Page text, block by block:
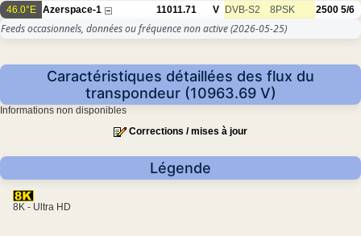
46.0°E Azerspace-1 11011.71 V DVB-S2 8PSK 2500 5/6
Feeds occasionnels, données ou fréquence non active(2026-05-25)
Caractéristiques détaillées des flux du
transpondeur (10963.69 V)
Informations non disponibles
Corrections / mises à jour
Légende
8K - Ultra HD